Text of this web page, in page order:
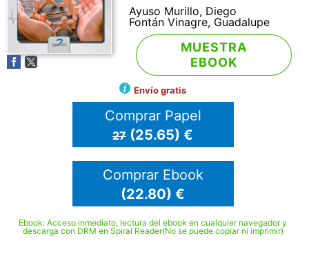
Ayuso Murillo, Diego
Fontán Vinagre, Guadalupe
MUESTRA
EBOOK
Envío gratis
Comprar Papel
27 (25.65) €
Comprar Ebook
(22.80) €
Ebook: Acceso inmediato, lectura del ebook en cualquier navegador y
descarga con DRM en Spiral Reader(No se puede copiar ni imprimir)